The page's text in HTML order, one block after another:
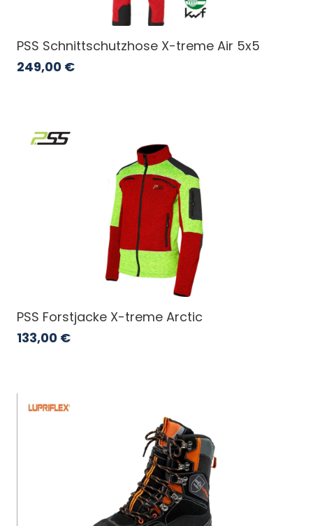
PSS Schnittschutzhose X-treme Air 5x5
249,00 €
PSS Forstjacke X-treme Arctic
133,00 €